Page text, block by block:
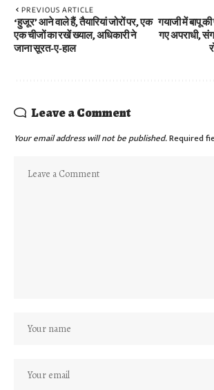
PREVIOUS ARTICLE
‘हुजूर’ आने वाले हैं, तैयारियां जोरों पर, एक
एक चीजों का रखें ख्याल, अधिकारी ने
जाना सूरत-ए-हाल
गयाजी में बापू
गए अपराधी,
Leave a Comment
Your email address will not be published.Required